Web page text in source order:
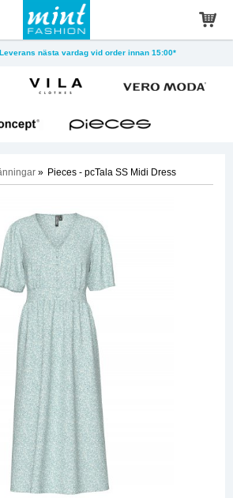
Leverans nästa vardag vid order innan 15:00*
» Pieces - pcTala SS Midi Dress